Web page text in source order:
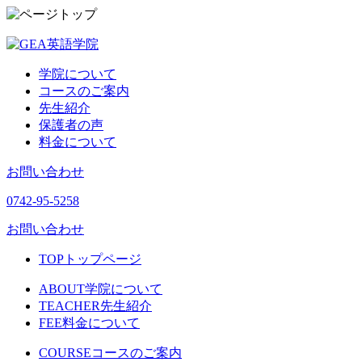
学院について
コースのご案内
先生紹介
保護者の声
料金について
お問い合わせ
0742-95-5258
お問い合わせ
TOP トップページ
ABOUT学院について
TEACHER先生紹介
FEE料金について
COURSEコースのご案内